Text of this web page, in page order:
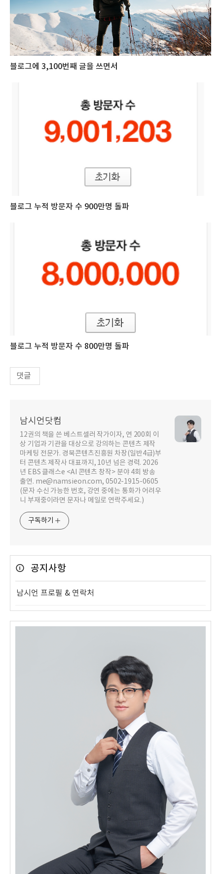
블로그에 3,100번째 글을 쓰면서
블로그 누적 방문자 수 900만명 돌파
블로그 누적 방문자 수 800만명 돌파
댓글
남시언닷컴
12권의 책을 쓴 베스트셀러 작가이자, 연 200회 이
상 기업과 기관을 대상으로 강의하는 콘텐츠 제작
마케팅 전문가. 경북콘텐츠진흥원 차장(일반4급)부
터 콘텐츠 제작사 대표까지, 10년 넘은 경력. 2026
년 EBS 클래스e <AI 콘텐츠 창작> 분야 4회 방송
출연. me@namsieon.com, 0502-1915-0605
(문자 수신 가능한 번호, 강연 중에는 통화가 어려우
니 부재중이라면 문자나 메일로 연락주세요.)
구독하기
공지사항
남시언 프로필 & 연락처